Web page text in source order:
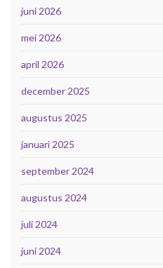
juni 2026
mei 2026
april 2026
december 2025
augustus 2025
januari 2025
september 2024
augustus 2024
juli 2024
juni 2024